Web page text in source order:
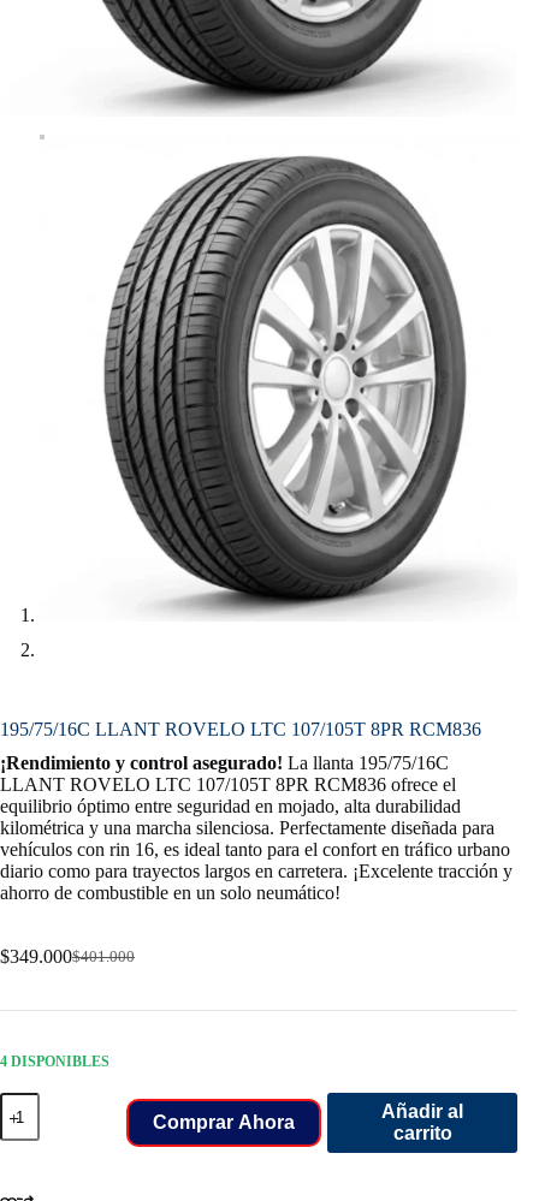
195/75/16C LLANT ROVELO LTC 107/105T 8PR RCM836
¡Rendimiento y control asegurado! La llanta 195/75/16C
LLANT ROVELO LTC 107/105T 8PR RCM836 ofrece el
equilibrio óptimo entre seguridad en mojado, alta durabilidad
kilométrica y una marcha silenciosa. Perfectamente diseñada para
vehículos con rin 16, es ideal tanto para el confort en tráfico urbano
diario como para trayectos largos en carretera. ¡Excelente tracción y
ahorro de combustible en un solo neumático!
$401.000
Original
was:
$349.000Current
is:
4 DISPONIBLES
195/75/16C
LLANT
ROVELO
Comprar Ahora
Añadir al
carrito